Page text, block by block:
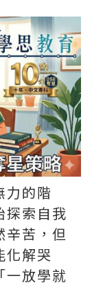
力的階
探索自我
辛苦，但
化解哭
一放學就